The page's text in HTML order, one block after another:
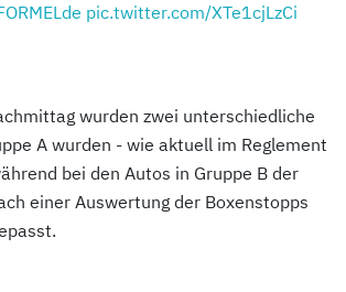
pic.twitter.com/XTe1cjLzCi
wurden zwei unterschiedliche
A wurden - wie aktuell im Reglement
bei den Autos in Gruppe B der
einer Auswertung der Boxenstopps